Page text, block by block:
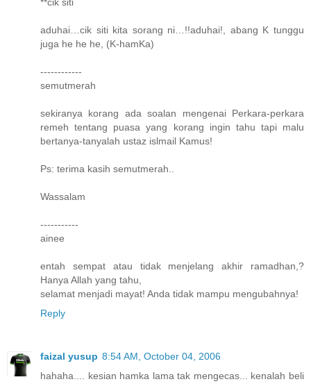
aduhai…cik siti kita sorang ni…!!aduhai!, abang K tunggu
juga he he he, (K-hamKa)
------------
semutmerah
sekiranya korang ada soalan mengenai Perkara-perkara
remeh tentang puasa yang korang ingin tahu tapi malu
bertanya-tanyalah ustaz islmail Kamus!
Ps: terima kasih semutmerah..
Wassalam
-----------
ainee
entah sempat atau tidak menjelang akhir ramadhan,?
Hanya Allah yang tahu,
selamat menjadi mayat! Anda tidak mampu mengubahnya!
Reply
faizal yusup 8:54 AM, October 04, 2006
hahaha.... kesian hamka lama tak mengecas... kenalah beli